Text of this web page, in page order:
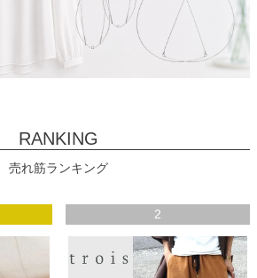
RANKING
売れ筋ランキング
2